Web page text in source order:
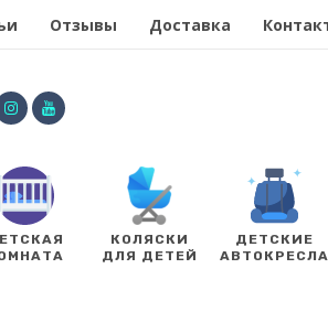
Отзывы Доставка
КОЛЯСКИ
ДЛЯ ДЕТЕЙ
ДЕТСКИЕ
АВТОКРЕСЛА